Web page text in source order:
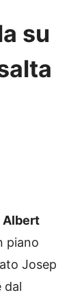
su
Albert
piano
Josep
dal